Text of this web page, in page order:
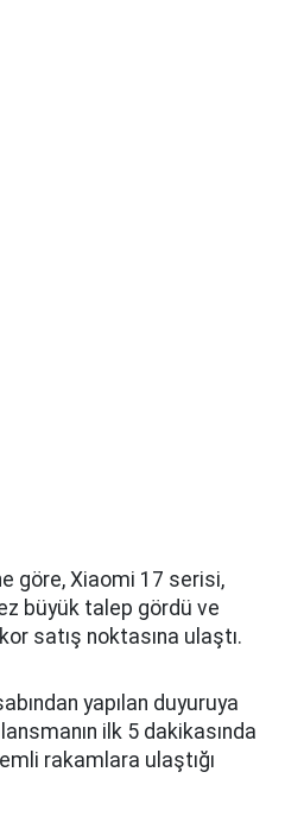
göre, Xiaomi 17 serisi,
büyük talep gördü ve
satış noktasına ulaştı.
yapılan duyuruya
ilk 5 dakikasında
rakamlara ulaştığı